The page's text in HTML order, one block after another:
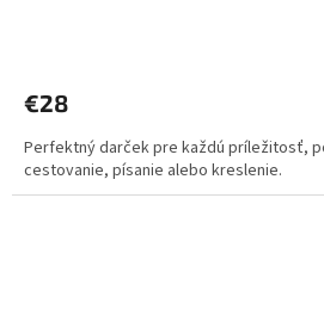
€28
Perfektný darček pre každú príležitosť,
cestovanie, písanie alebo kreslenie.